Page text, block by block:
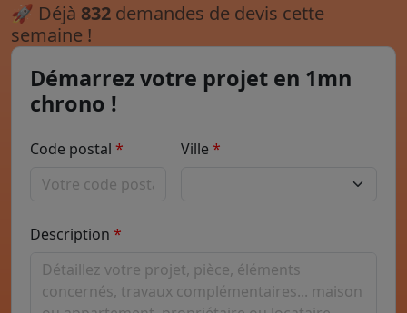
🚀 Déjà 832 demandes de devis cette
semaine !
Démarrez votre projet en 1mn
chrono !
Code postal Ville
Description